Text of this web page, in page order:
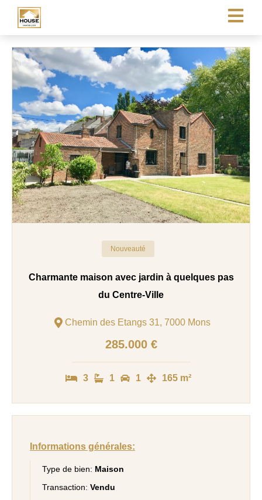
Nouveauté
Charmante maison avec jardin à quelques pas
du Centre-Ville
Chemin des Etangs 31, 7000 Mons
285.000 €
3 1 1 165 m²
Informations générales:
Type de bien: Maison
Transaction: Vendu